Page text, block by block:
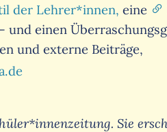
der Lehrer*innen, eine
und einen
und externe Beiträge,
de
Sie